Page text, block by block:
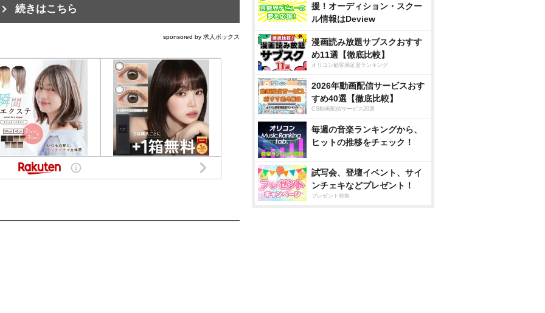
続きはこちら
sponsored by 求人ボックス
援！オーディション・スクー
ル情報はDeview
漫画読み放題サブスクおすす
め11選【徹底比較】
オリコン顧客満足度ランキング
2026年動画配信サービスおす
すめ40選【徹底比較】
CS動画配信サービス20選
毎週の音楽ランキングから、
ヒットの推移をチェック！
試写会、登壇イベント、サイ
ンチェキなどプレゼント！
プレゼント特集